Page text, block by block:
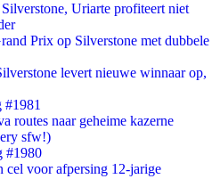
Uriarte profiteert niet
Prix op Silverstone met dubbele
levert nieuwe winnaar op,
#1981
routes naar geheime kazerne
sfw!)
#1980
voor afpersing 12-jarige